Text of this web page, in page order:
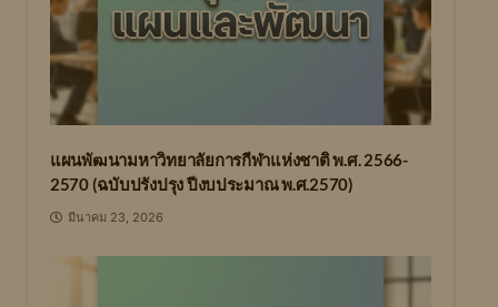
แผนพัฒนามหาวิทยาลัยการกีฬาแห่งชาติ พ.ศ. 2566-
2570 (ฉบับปรังปรุง ปีงบประมาณ พ.ศ.2570)
มีนาคม 23, 2026